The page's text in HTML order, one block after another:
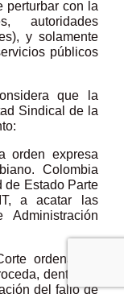
perturbar con la
autoridades
y solamente
públicos
que la
Sindical de la
orden expresa
Colombia
de Estado Parte
a acatar las
Administración
ordena las
dentro de
del fallo de